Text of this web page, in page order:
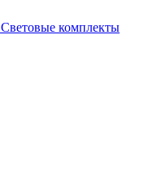
Световые комплекты